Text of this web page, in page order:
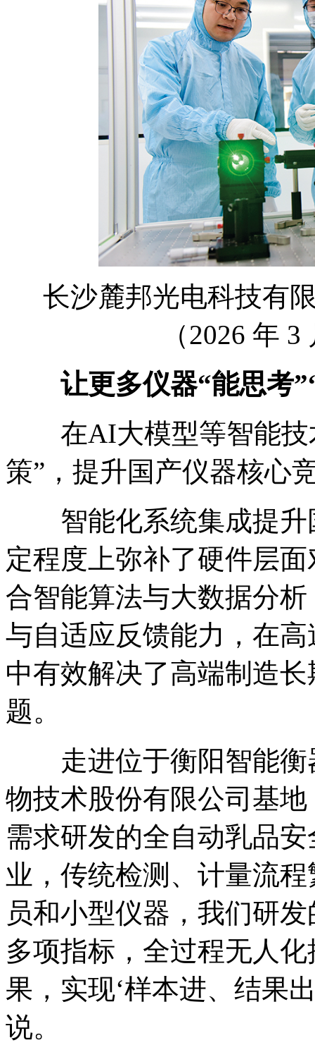
长沙麓邦光电科技有
（2026 年
让更多仪器“能思考
在AI大模型等智能技
策”，提升国产仪器核心
智能化系统集成提升
定程度上弥补了硬件层
合智能算法与大数据分
与自适应反馈能力，在
中有效解决了高端制造
题。
走进位于衡阳智能衡
物技术股份有限公司基
需求研发的全自动乳品
业，传统检测、计量流
员和小型仪器，我们研
多项指标，全过程无人
果，实现‘样本进、结果
说。